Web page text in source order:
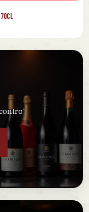
70cl